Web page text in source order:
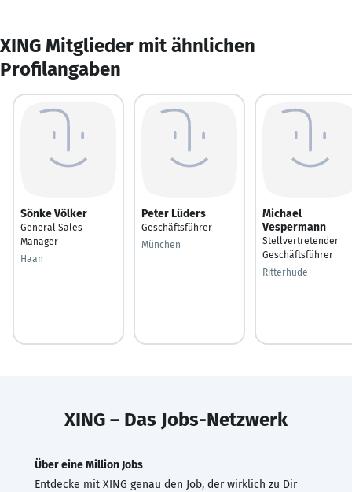
XING Mitglieder mit ähnlichen
Profilangaben
Sönke Völker
General Sales
Manager
Haan
Peter Lüders
Geschäftsführer
München
Michael
Vespermann
Stellvertretender
Geschäftsführer
Ritterhude
XING – Das Jobs-Netzwerk
Über eine Million Jobs
Entdecke mit XING genau den Job, der wirklich zu Dir